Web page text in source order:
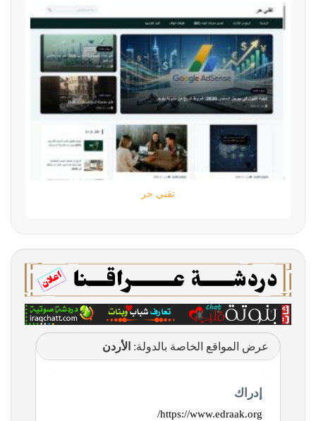
تقني حر
عرض المواقع الخاصة بالدولة: الأردن
إدراك
https://www.edraak.org/